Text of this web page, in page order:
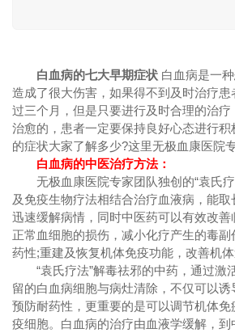
白血病的七大早期症状 白血病是一
造成了很大伤害，如果得不到及时治疗患
过三个月，但是只要进行及时合理的治疗
治愈的，患者一定要保持良好心态进行
的症状大家了解多少?这里无极血康医院
白血病的中医治疗方法：
无极血康医院专家团队独创的“袁氏疗
及免疫生物疗法相结合治疗血液病，能
迅速缓解病情，同时中医药可以有效改
正常血细胞的损伤，减小化疗产生的毒
药性;重建及恢复机体免疫功能，改善机体
“袁氏疗法”解毒祛邪的中药，通过激
留的白血病细胞与病灶清除，不仅可以诱
预防耐药性，更重要的是可以调节机体
疫细胞。白血病的治疗由血液学缓解，